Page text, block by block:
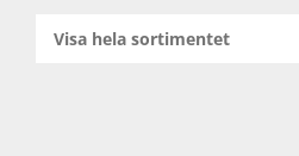
Walking
Visa hela sortimentet